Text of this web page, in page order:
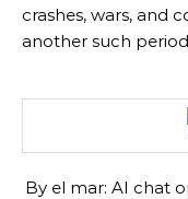
crashes, wars, and
another such
By el mar: AI chat